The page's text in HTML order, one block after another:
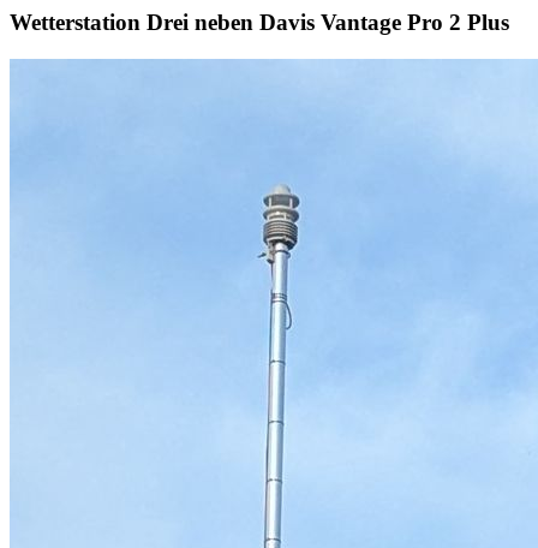
Wetterstation Drei neben Davis Vantage Pro 2 Plus